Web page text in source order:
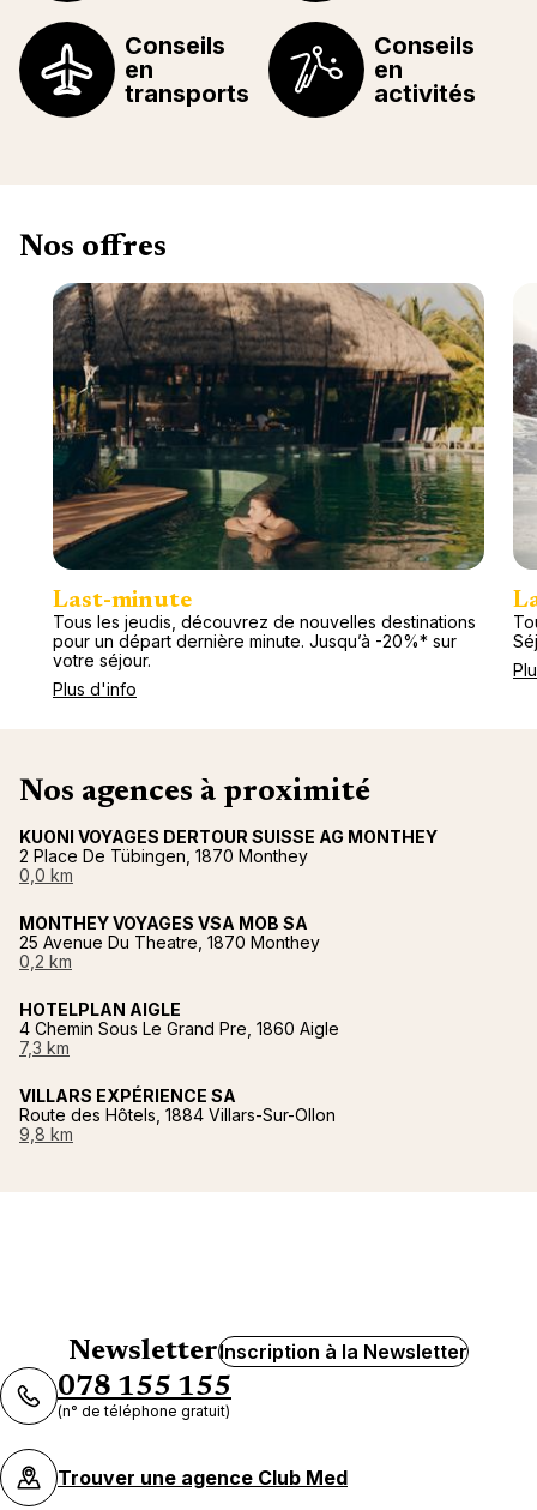
Conseils
en
transports
Conseils
en
activités
Nos offres
Last-minute
Tous les jeudis, découvrez de nouvelles destinations
pour un départ dernière minute. Jusqu’à -20%* sur
votre séjour.
Plus d'info
Nos agences à proximité
KUONI VOYAGES DERTOUR SUISSE AG MONTHEY
2 Place De Tübingen, 1870 Monthey
0,0 km
MONTHEY VOYAGES VSA MOB SA
25 Avenue Du Theatre, 1870 Monthey
0,2 km
HOTELPLAN AIGLE
4 Chemin Sous Le Grand Pre, 1860 Aigle
7,3 km
VILLARS EXPÉRIENCE SA
Route des Hôtels, 1884 Villars-Sur-Ollon
9,8 km
NewsletterInscription à la Newsletter
078 155 155
(n° de téléphone gratuit)
Trouver une agence Club Med